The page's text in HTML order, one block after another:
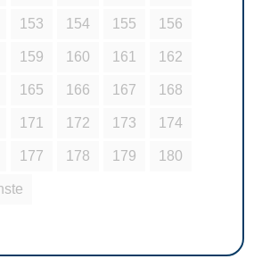
153 154 155 156
159 160 161 162
165 166 167 168
171 172 173 174
177 178 179 180